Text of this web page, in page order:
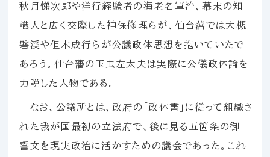
秋月悌次郎や洋行経験者の海老名軍治、幕末の知
識人と広く交際した神保修理らが、仙台藩では大槻
磐渓や但木成行らが公議政体思想を抱いていたで
あろう。仙台藩の玉虫左太夫は実際に公儀政体論を
力説した人物である。
なお、公議所とは、政府の「政体書」に従って組織さ
れた我が国最初の立法府で、後に見る五箇条の御
誓文を現実政治に活かすための議会であった。これ